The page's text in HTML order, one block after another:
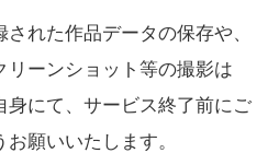
れた作品データの保存や、
ーンショット等の撮影は
身にて、サービス終了前にご
願いいたします。